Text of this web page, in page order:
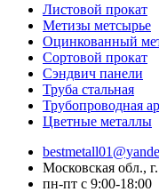
Листовой прокат
Метизы метсырье
Оцинкованный
Сортовой прокат
Сэндвич панели
Труба стальная
Трубопроводная
Цветные металлы
Московская обл.,
пн-пт с 9:00-18:00